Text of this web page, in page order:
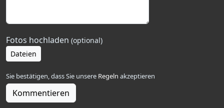
Fotos hochladen (optional)
Dateien
Sie bestätigen, dass Sie unsere Regeln akzeptieren
Kommentieren